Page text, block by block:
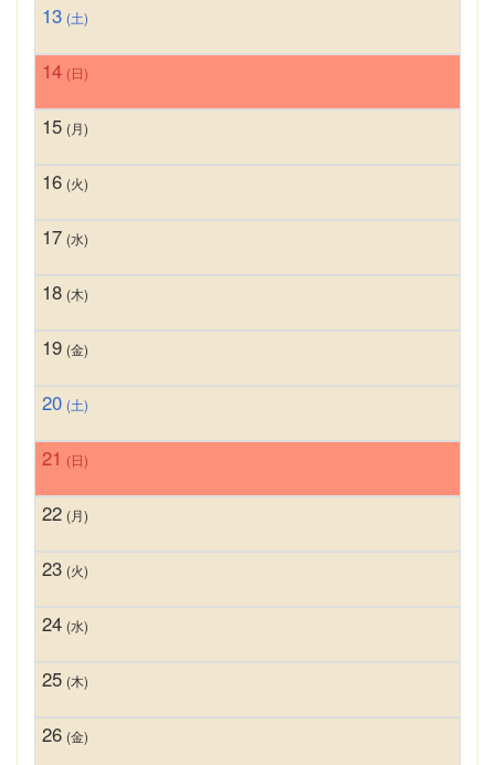
13 (土)
14 (日)
15 (月)
16 (火)
17 (水)
18 (木)
19 (金)
20 (土)
21 (日)
22 (月)
23 (火)
24 (水)
25 (木)
26 (金)